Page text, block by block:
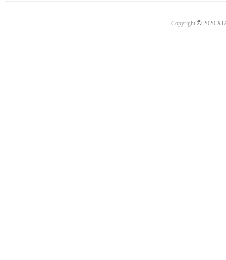
Copyright ©2020